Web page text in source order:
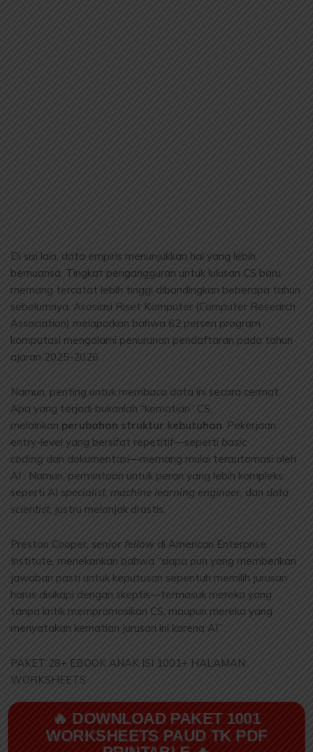
Di sisi lain, data empiris menunjukkan hal yang lebih
bernuansa. Tingkat pengangguran untuk lulusan CS baru
memang tercatat lebih tinggi dibandingkan beberapa tahun
sebelumnya. Asosiasi Riset Komputer (Computer Research
Association) melaporkan bahwa 62 persen program
komputasi mengalami penurunan pendaftaran pada tahun
ajaran 2025-2026 .
Namun, penting untuk membaca data ini secara cermat.
Apa yang terjadi bukanlah “kematian” CS,
melainkan perubahan struktur kebutuhan. Pekerjaan
entry-level yang bersifat repetitif—seperti basic
coding dan dokumentasi—memang mulai terautomasi oleh
AI . Namun, permintaan untuk peran yang lebih kompleks,
seperti AI specialist, machine learning engineer, dan data
scientist, justru melonjak drastis.
Preston Cooper, senior fellow di American Enterprise
Institute, menekankan bahwa “siapa pun yang memberikan
jawaban pasti untuk keputusan sepentuh memilih jurusan
harus disikapi dengan skeptis—termasuk mereka yang
tanpa kritik mempromosikan CS, maupun mereka yang
menyatakan kematian jurusan ini karena AI” .
PAKET 28+ EBOOK ANAK ISI 1001+ HALAMAN
WORKSHEETS
🔥 DOWNLOAD PAKET 1001
WORKSHEETS PAUD TK PDF